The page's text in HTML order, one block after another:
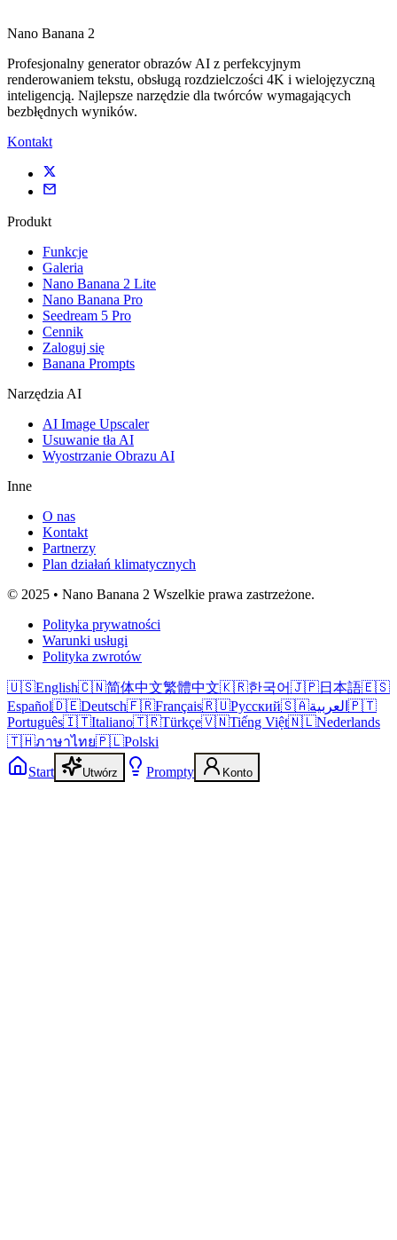
Nano Banana 2
Profesjonalny generator obrazów AI z perfekcyjnym
renderowaniem tekstu, obsługą rozdzielczości 4K i wielojęzyczną
inteligencją. Najlepsze narzędzie dla twórców wymagających
bezbłędnych wyników.
Kontakt
Produkt
Funkcje
Galeria
Nano Banana 2 Lite
Nano Banana Pro
Seedream 5 Pro
Cennik
Zaloguj się
Banana Prompts
Narzędzia AI
AI Image Upscaler
Usuwanie tła AI
Wyostrzanie Obrazu AI
Inne
O nas
Kontakt
Partnerzy
Plan działań klimatycznych
© 2025 • Nano Banana 2 Wszelkie prawa zastrzeżone.
Polityka prywatności
Warunki usługi
Polityka zwrotów
🇺🇸English🇨🇳简体中文繁體中文🇰🇷한국어🇯🇵日本語🇪🇸
Español🇩🇪Deutsch🇫🇷Français🇷🇺Русский🇸🇦العربية 🇵🇹
Português🇮🇹Italiano🇹🇷Türkçe🇻🇳Tiếng Việt🇳🇱Nederlands
🇹🇭ภาษาไทย🇵🇱Polski
Start
Utwórz Prompty Konto